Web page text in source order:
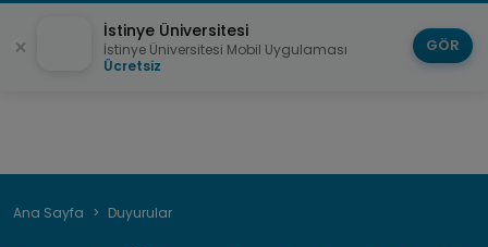
Sayfa
Ana Sayfa Duyurular
İstinye Üniversitesi
İstinye Üniversitesi Mobil Uygulaması
Ücretsiz
GÖR